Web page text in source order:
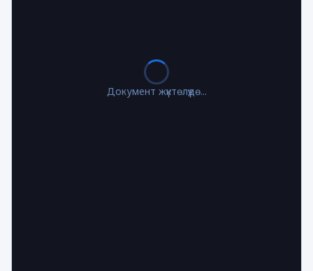
Документ жүктөлүүдө...